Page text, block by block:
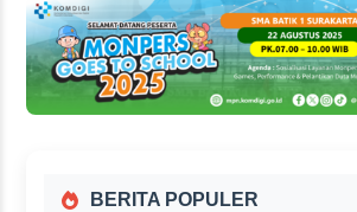
BERITA POPULER